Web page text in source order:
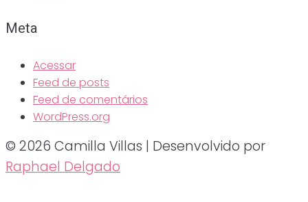
Meta
Acessar
Feed de posts
Feed de comentários
WordPress.org
© 2026 Camilla Villas | Desenvolvido por
Raphael Delgado